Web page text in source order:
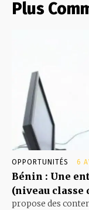
Plus
OPPORTUNITÉS 6
Bénin : Une
(niveau classe
propose des